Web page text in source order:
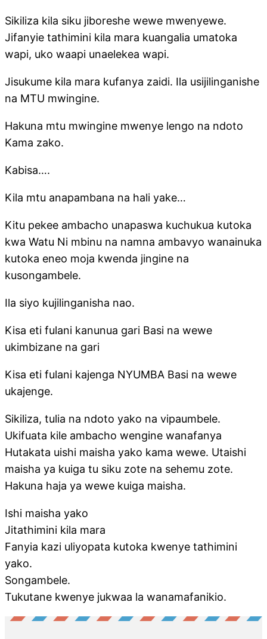
Sikiliza kila siku jiboreshe wewe mwenyewe.
Jifanyie tathimini kila mara kuangalia umatoka
wapi, uko waapi unaelekea wapi.
Jisukume kila mara kufanya zaidi. Ila usijilinganishe
na MTU mwingine.
Hakuna mtu mwingine mwenye lengo na ndoto
Kama zako.
Kabisa….
Kila mtu anapambana na hali yake…
Kitu pekee ambacho unapaswa kuchukua kutoka
kwa Watu Ni mbinu na namna ambavyo wanainuka
kutoka eneo moja kwenda jingine na
kusongambele.
Ila siyo kujilinganisha nao.
Kisa eti fulani kanunua gari Basi na wewe
ukimbizane na gari
Kisa eti fulani kajenga NYUMBA Basi na wewe
ukajenge.
Sikiliza, tulia na ndoto yako na vipaumbele.
Ukifuata kile ambacho wengine wanafanya
Hutakata uishi maisha yako kama wewe. Utaishi
maisha ya kuiga tu siku zote na sehemu zote.
Hakuna haja ya wewe kuiga maisha.
Ishi maisha yako
Jitathimini kila mara
Fanyia kazi uliyopata kutoka kwenye tathimini
yako.
Songambele.
Tukutane kwenye jukwaa la wanamafanikio.